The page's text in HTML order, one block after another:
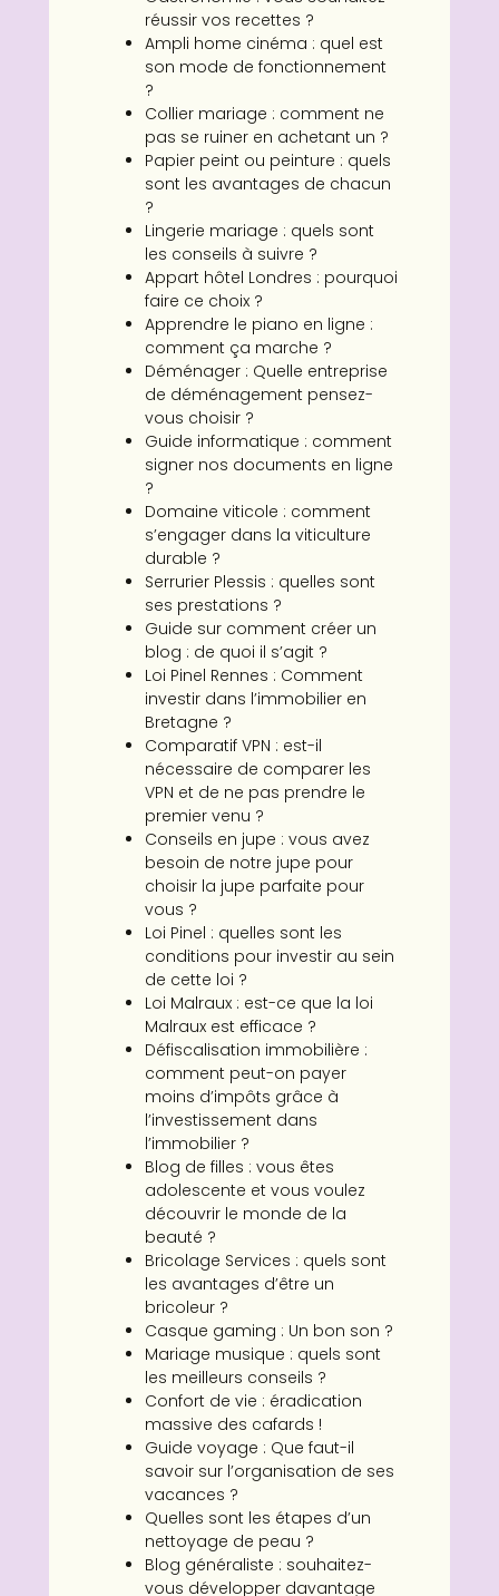
réussir vos recettes ?
Ampli home cinéma : quel est
son mode de fonctionnement
?
Collier mariage : comment ne
pas se ruiner en achetant un ?
Papier peint ou peinture : quels
sont les avantages de chacun
?
Lingerie mariage : quels sont
les conseils à suivre ?
Appart hôtel Londres : pourquoi
faire ce choix ?
Apprendre le piano en ligne :
comment ça marche ?
Déménager : Quelle entreprise
de déménagement pensez-
vous choisir ?
Guide informatique : comment
signer nos documents en ligne
?
Domaine viticole : comment
s’engager dans la viticulture
durable ?
Serrurier Plessis : quelles sont
ses prestations ?
Guide sur comment créer un
blog : de quoi il s’agit ?
Loi Pinel Rennes : Comment
investir dans l’immobilier en
Bretagne ?
Comparatif VPN : est-il
nécessaire de comparer les
VPN et de ne pas prendre le
premier venu ?
Conseils en jupe : vous avez
besoin de notre jupe pour
choisir la jupe parfaite pour
vous ?
Loi Pinel : quelles sont les
conditions pour investir au sein
de cette loi ?
Loi Malraux : est-ce que la loi
Malraux est efficace ?
Défiscalisation immobilière :
comment peut-on payer
moins d’impôts grâce à
l’investissement dans
l’immobilier ?
Blog de filles : vous êtes
adolescente et vous voulez
découvrir le monde de la
beauté ?
Bricolage Services : quels sont
les avantages d’être un
bricoleur ?
Casque gaming : Un bon son ?
Mariage musique : quels sont
les meilleurs conseils ?
Confort de vie : éradication
massive des cafards !
Guide voyage : Que faut-il
savoir sur l’organisation de ses
vacances ?
Quelles sont les étapes d’un
nettoyage de peau ?
Blog généraliste : souhaitez-
vous développer davantage